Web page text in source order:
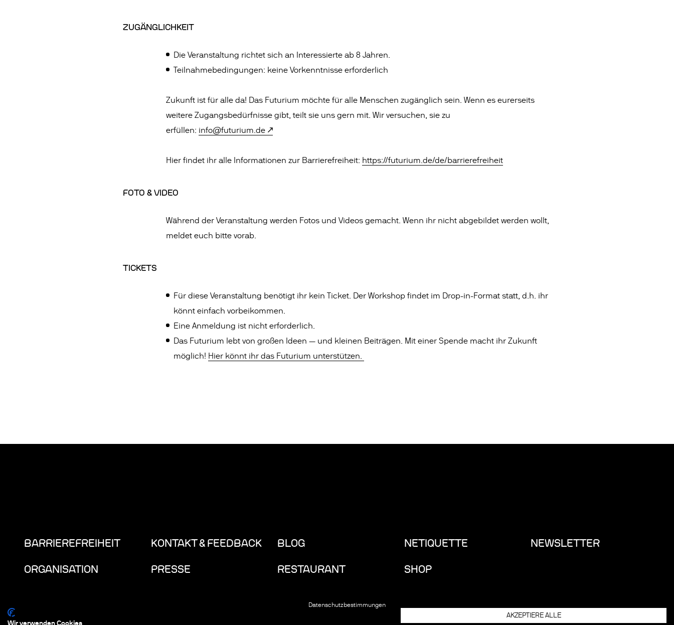
Datenschutzbestimmungen
Wir verwenden Cookies
AKZEPTIERE ALLE
ZUGÄNGLICHKEIT
Die Veranstaltung richtet sich an Interessierte ab 8 Jahren.
Teilnahmebedingungen: keine Vorkenntnisse erforderlich
Zukunft ist für alle da! Das Futurium möchte für alle Menschen zugänglich sein. Wenn es eurerseits
weitere Zugangsbedürfnisse gibt, teilt sie uns gern mit. Wir versuchen, sie zu
erfüllen: info@futurium.de
Hier findet ihr alle Informationen zur Barrierefreiheit: https://futurium.de/de/barrierefreiheit
FOTO & VIDEO
Während der Veranstaltung werden Fotos und Videos gemacht. Wenn ihr nicht abgebildet werden wollt,
meldet euch bitte vorab.
TICKETS
Für diese Veranstaltung benötigt ihr kein Ticket. Der Workshop findet im Drop-in-Format statt, d.h. ihr
könnt einfach vorbeikommen.
Eine Anmeldung ist nicht erforderlich.
Das Futurium lebt von großen Ideen — und kleinen Beiträgen. Mit einer Spende macht ihr Zukunft
möglich! Hier könnt ihr das Futurium unterstützen.
BARRIEREFREIHEIT KONTAKT & FEEDBACK BLOG NETIQUETTE NEWSLETTER
ORGANISATION PRESSE RESTAURANT SHOP